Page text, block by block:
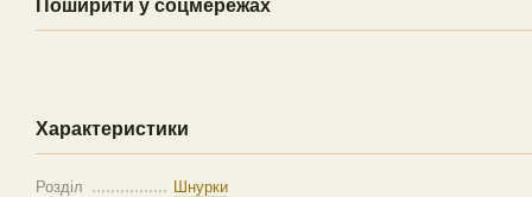
Поширити у соцмережах
Характеристики
Розділ Шнурки